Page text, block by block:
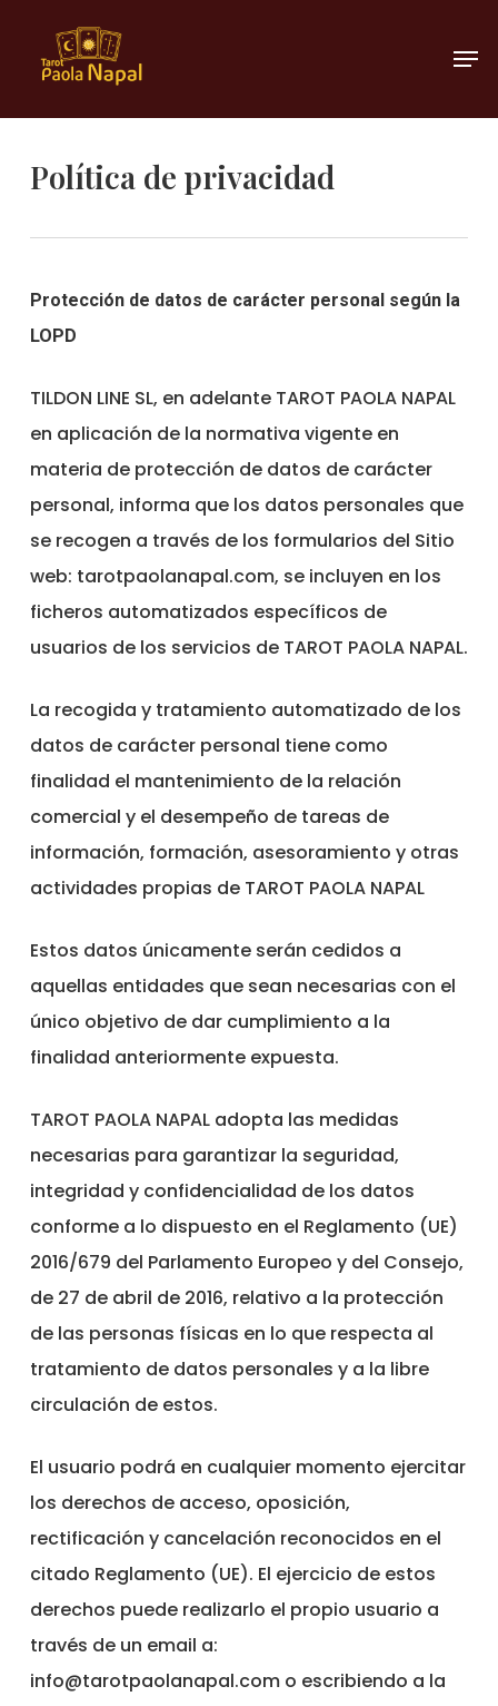
contenido
principal
Política de privacidad
Protección de datos de carácter personal según la
LOPD
TILDON LINE SL, en adelante TAROT PAOLA NAPAL
en aplicación de la normativa vigente en
materia de protección de datos de carácter
personal, informa que los datos personales que
se recogen a través de los formularios del Sitio
web: tarotpaolanapal.com, se incluyen en los
ficheros automatizados específicos de
usuarios de los servicios de TAROT PAOLA NAPAL.
La recogida y tratamiento automatizado de los
datos de carácter personal tiene como
finalidad el mantenimiento de la relación
comercial y el desempeño de tareas de
información, formación, asesoramiento y otras
actividades propias de TAROT PAOLA NAPAL
Estos datos únicamente serán cedidos a
aquellas entidades que sean necesarias con el
único objetivo de dar cumplimiento a la
finalidad anteriormente expuesta.
TAROT PAOLA NAPAL adopta las medidas
necesarias para garantizar la seguridad,
integridad y confidencialidad de los datos
conforme a lo dispuesto en el Reglamento (UE)
2016/679 del Parlamento Europeo y del Consejo,
de 27 de abril de 2016, relativo a la protección
de las personas físicas en lo que respecta al
tratamiento de datos personales y a la libre
circulación de estos.
El usuario podrá en cualquier momento ejercitar
los derechos de acceso, oposición,
rectificación y cancelación reconocidos en el
citado Reglamento (UE). El ejercicio de estos
derechos puede realizarlo el propio usuario a
través de un email a:
info@tarotpaolanapal.como escribiendo a la
Cerrar